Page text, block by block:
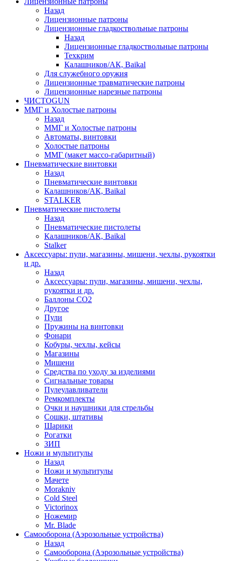
Назад
Лицензионные патроны
Лицензионные гладкоствольные патроны
Назад
Лицензионные гладкоствольные патроны
Техкрим
Калашников/АК, Baikal
Для служебного оружия
Лицензионные травматические патроны
Лицензионные нарезные патроны
ЧИСТОGUN
ММГ и Холостые патроны
Назад
ММГ и Холостые патроны
Автоматы, винтовки
Холостые патроны
ММГ (макет массо-габаритный)
Пневматические винтовки
Назад
Пневматические винтовки
Калашников/АК, Baikal
STALKER
Пневматические пистолеты
Назад
Пневматические пистолеты
Калашников/АК, Baikal
Stalker
Аксессуары: пули, магазины, мишени, чехлы, рукоятки
и др.
Назад
Аксессуары: пули, магазины, мишени, чехлы,
рукоятки и др.
Баллоны CO2
Другое
Пули
Пружины на винтовки
Фонари
Кобуры, чехлы, кейсы
Магазины
Мишени
Средства по уходу за изделиями
Сигнальные товары
Пулеулавливатели
Ремкомплекты
Очки и наушники для стрельбы
Сошки, штативы
Шарики
Рогатки
ЗИП
Ножи и мультитулы
Назад
Ножи и мультитулы
Мачете
Morakniv
Cold Steel
Victorinox
Ножемир
Mr. Blade
Самооборона (Аэрозольные устройства)
Назад
Самооборона (Аэрозольные устройства)